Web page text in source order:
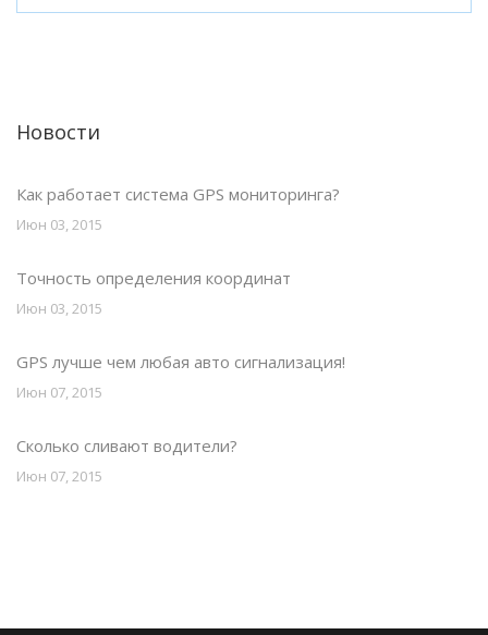
Новости
Как работает система GPS мониторинга?
Июн 03, 2015
Точность определения координат
Июн 03, 2015
GPS лучше чем любая авто сигнализация!
Июн 07, 2015
Сколько сливают водители?
Июн 07, 2015